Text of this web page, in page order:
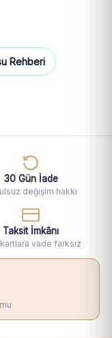
Rehberi
30 Gün İade
değişim hakkı
Taksit İmkânı
vade farksız